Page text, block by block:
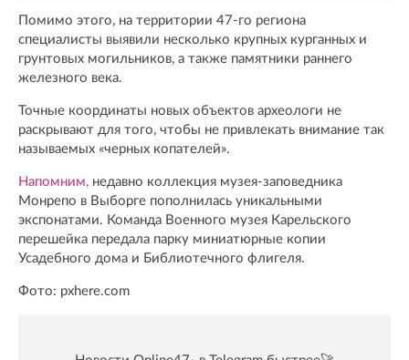
Помимо этого, на территории 47-го региона
специалисты выявили несколько крупных курганных и
грунтовых могильников, а также памятники раннего
железного века.
Точные координаты новых объектов археологи не
раскрывают для того, чтобы не привлекать внимание так
называемых «черных копателей».
Напомним, недавно коллекция музея-заповедника
Монрепо в Выборге пополнилась уникальными
экспонатами. Команда Военного музея Карельского
перешейка передала парку миниатюрные копии
Усадебного дома и Библиотечного флигеля.
Фото: pxhere.com